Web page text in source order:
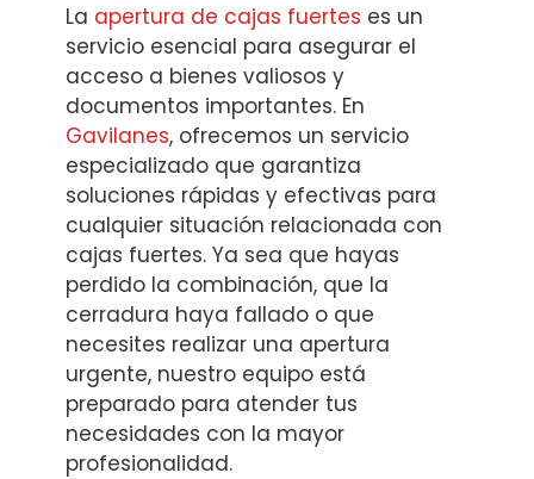
La apertura de cajas fuertes es un
servicio esencial para asegurar el
acceso a bienes valiosos y
documentos importantes. En
Gavilanes, ofrecemos un servicio
especializado que garantiza
soluciones rápidas y efectivas para
cualquier situación relacionada con
cajas fuertes. Ya sea que hayas
perdido la combinación, que la
cerradura haya fallado o que
necesites realizar una apertura
urgente, nuestro equipo está
preparado para atender tus
necesidades con la mayor
profesionalidad.